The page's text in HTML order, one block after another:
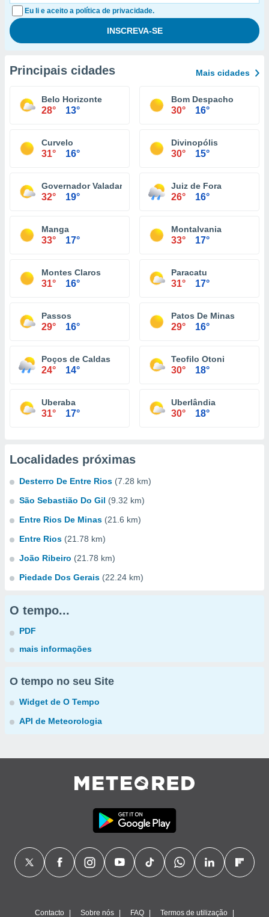
Eu li e aceito a política de privacidade.
Principais cidades Mais cidades
Belo Horizonte
28° 13°
Bom Despacho
30° 16°
Curvelo
31° 16°
Divinopólis
30° 15°
Governador Valadares
32° 19°
Juiz de Fora
26° 16°
Manga
33° 17°
Montalvania
33° 17°
Montes Claros
31° 16°
Paracatu
31° 17°
Passos
29° 16°
Patos De Minas
29° 16°
Poços de Caldas
24° 14°
Teofilo Otoni
30° 18°
Uberaba
31° 17°
Uberlândia
30° 18°
Localidades próximas
Desterro De Entre Rios (7.28 km)
São Sebastião Do Gil (9.32 km)
Entre Rios De Minas (21.6 km)
Entre Rios (21.78 km)
João Ribeiro (21.78 km)
Piedade Dos Gerais (22.24 km)
O tempo...
PDF
mais informações
O tempo no seu Site
Widget de O Tempo
API de Meteorologia
Contacto Sobre nós FAQ Termos de utilização